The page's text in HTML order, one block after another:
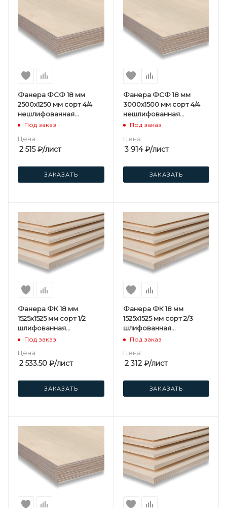
Фанера ФСФ 18 мм
2500х1250 мм сорт 4/4
нешлифованная
березовая
Под заказ
Цена:
2 515₽/лист
ЗАКАЗАТЬ
Фанера ФСФ 18 мм
3000х1500 мм сорт 4/4
нешлифованная
березовая
Под заказ
Цена:
3 914₽/лист
ЗАКАЗАТЬ
Фанера ФК 18 мм
1525х1525 мм сорт 1/2
шлифованная
березовая
Под заказ
Цена:
2 533.50 ₽/лист
ЗАКАЗАТЬ
Фанера ФК 18 мм
1525х1525 мм сорт 2/3
шлифованная
березовая
Под заказ
Цена:
2 312₽/лист
ЗАКАЗАТЬ